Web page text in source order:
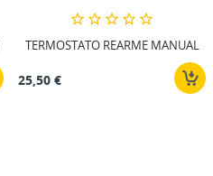
TERMOSTATO REARME MANUAL
25,50 €